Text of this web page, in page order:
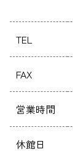
TEL
FAX
営業時間
休館日